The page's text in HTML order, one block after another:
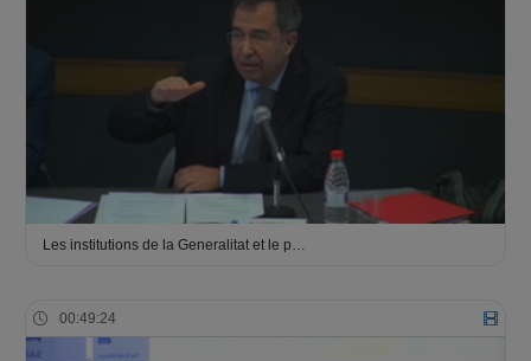
Les institutions de la Generalitat et le p…
00:49:24